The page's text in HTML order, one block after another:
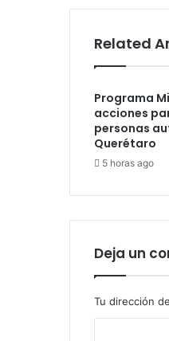
Related
Programa
acciones
personas
Querétaro
5 horas ago
Deja un
Tu dirección